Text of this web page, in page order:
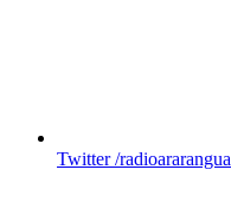
Twitter /radioararangua